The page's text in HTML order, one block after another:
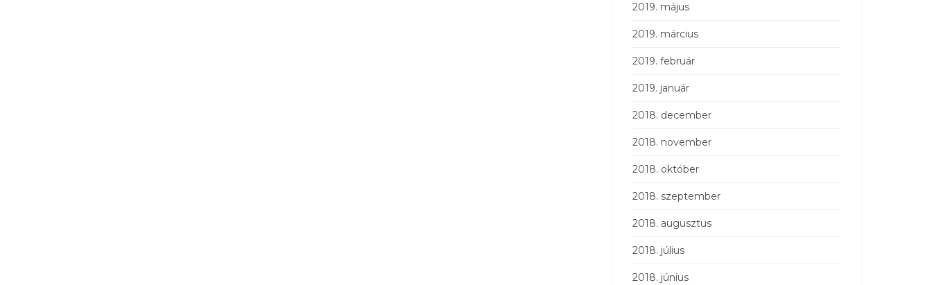
2019. május
2019. március
2019. február
2019. január
2018. december
2018. november
2018. október
2018. szeptember
2018. augusztus
2018. július
2018. június